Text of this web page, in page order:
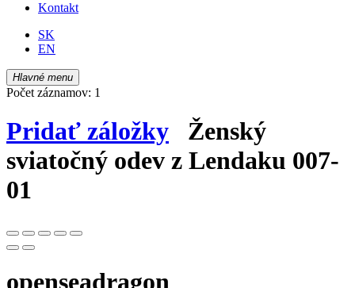
Kontakt
SK
EN
Hlavné menu
Počet záznamov: 1
Pridať záložky Ženský
sviatočný odev z Lendaku 007-
01
openseadragon